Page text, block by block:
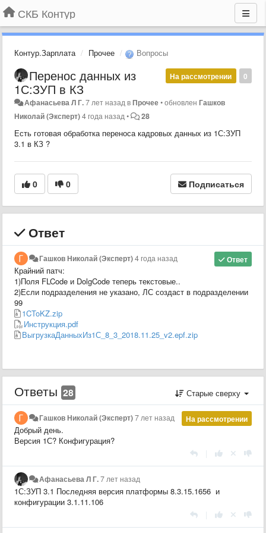
СКБ Контур
Контур.Зарплата Прочее Вопросы
0
На рассмотрении
Перенос данных из
1С:ЗУП в КЗ
Афанасьева Л Г.7 лет назад вПрочее•обновленГашков
Николай (Эксперт)4 года назад • 28
Есть готовая обработка переноса кадровых данных из 1С:ЗУП
3.1 в КЗ ?
0 0 Подписаться
Ответ
Ответ
Гашков Николай (Эксперт)4 года назад
Крайний патч:
1)Поля FLCode и DolgCode теперь текстовые..
2)Если подразделения не указано, ЛС создаст в подразделении
99
1CToKZ.zip
Инструкция.pdf
ВыгрузкаДанныхИз1С_8_3_2018.11.25_v2.epf.zip
Ответы 28 Старые сверху
На рассмотрении
Гашков Николай (Эксперт)7 лет назад
Добрый день.
Версия 1С? Конфигурация?
Афанасьева Л Г.7 лет назад
1С:ЗУП 3.1 Последняя версия платформы 8.3.15.1656 и
конфигурации 3.1.11.106